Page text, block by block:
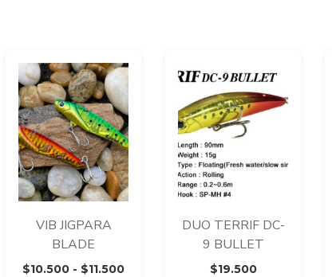
VIB JIGPARA
BLADE
$10.500 - $11.500Rango
DUO TERRIF DC-
9 BULLET
$19.500